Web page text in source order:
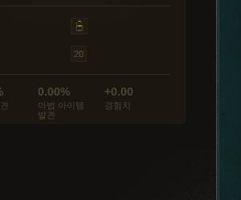
0.00%
마법 아이템
발견
+0.00
경험치